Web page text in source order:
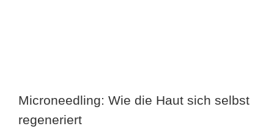
Microneedling: Wie die Haut sich selbst
regeneriert